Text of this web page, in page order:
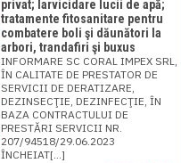
privat; larvicidare lucii de apă;
tratamente fitosanitare pentru
combatere boli şi dăunători la
arbori, trandafiri şi buxus
INFORMARE SC CORAL IMPEX SRL,
ÎN CALITATE DE PRESTATOR DE
SERVICII DE DERATIZARE,
DEZINSECŢIE, DEZINFECŢIE, ÎN
BAZA CONTRACTULUI DE
PRESTĂRI SERVICII NR.
207/94518/29.06.2023
ÎNCHEIAT[...]